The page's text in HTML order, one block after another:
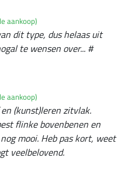
aankoop)
dit type, dus helaas uit
te wensen over... #
aankoop)
(kunst)leren zitvlak.
flinke bovenbenen en
mooi. Heb pas kort, weet
veelbelovend.